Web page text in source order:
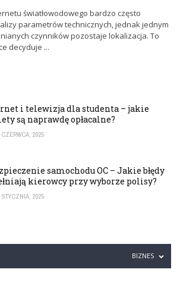
światłowodowego bardzo często
parametrów technicznych, jednak jednym
czynników pozostaje lokalizacja. To
decyduje ...
i telewizja dla studenta – jakie
są naprawdę opłacalne?
CZERWCA, 2025
samochodu OC – Jakie błędy
kierowcy przy wyborze polisy?
STYCZNIA, 2025
BIZNES